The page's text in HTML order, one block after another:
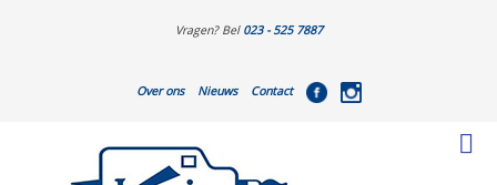
Vragen? Bel 023 - 525 7887
Over ons Nieuws Contact